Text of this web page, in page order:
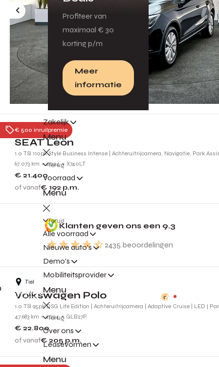
Profiteer van
maximaal € 30
korting p/m
Meer
informatie
Zakelijk
Menu
Terug
Voorraad
Menu
Terug
Alle voorraad
Nieuwe auto's
Demo's
Mobiliteitsprovider
Menu
Terug
Over ons
Leasevormen
Menu
0
€ 500 inruilpremie
Tiel
SEAT Leon
1.0 TSI 110pk Style Business Intense | Achteruitrijcamera, Navigatie, Park
67.073 km
2024 X740LT
€ 21.400
of vanaf€ 192 p.m.
Klanten geven ons een 9.3
2435 beoordelingen
Tiel
Volkswagen Polo
1.0 TSI 95pk DSG Life Edition | Achteruitrijcamera | Adaptive Cruise | LED |
47.683 km
2024 GLB27P
€ 22.800
of vanaf€ 205 p.m.